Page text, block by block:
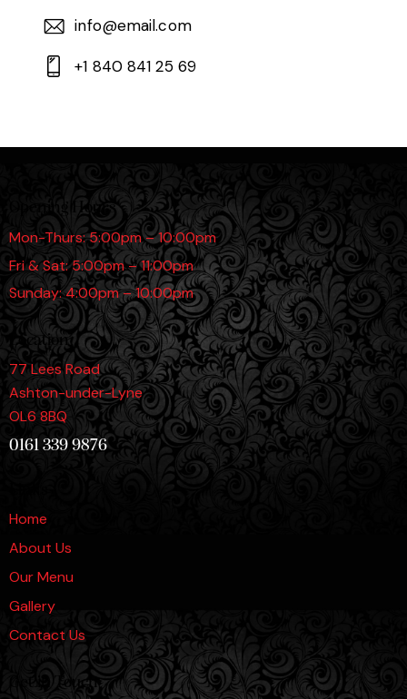
info@email.com
+1 840 841 25 69
Opening Hours
Mon-Thurs: 5:00pm – 10:00pm
Fri & Sat: 5:00pm – 11:00pm
Sunday: 4:00pm – 10:00pm
Location
77 Lees Road
Ashton-under-Lyne
OL6 8BQ
0161 339 9876
Home
About Us
Our Menu
Gallery
Contact Us
Get in Touch